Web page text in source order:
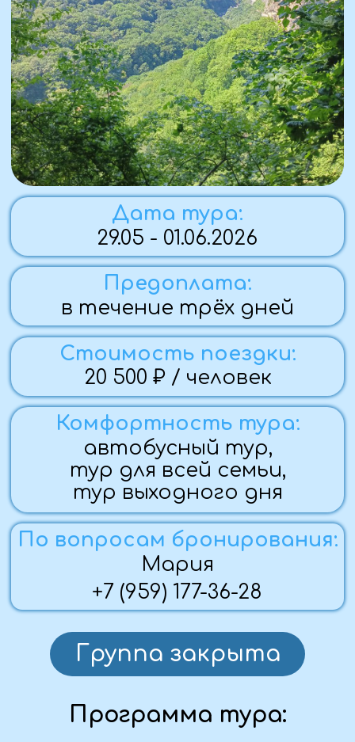
Группа закрыта
+7 (959) 177-36-28
Мария
автобусный тур,
тур для всей семьи,
тур выходного дня
20 500 ₽ / человек
в течение трёх дней
29.05 - 01.06.2026
Дата тура:
Предоплата:
Стоимость поездки:
Комфортность тура:
По вопросам бронирования:
Программа тура:
— Подъем на Канатной дороге на высоту 1 км над
уровнем моря, откуда открываются красивейшие
панорамы.
— Прогулка к водопадом реки Руфабго. В переводе с
адыгейского Руфабго означает «бешеный». Склоны
ущелья густо покрывает буковый лес, деревья и скалы
обвиты гирляндами колхидского плюща.
Вы увидите три красивейших водопада: Шум,
Каскадный, Сердце Руфабго.
— Посещение ДОМА МЕДА с дегустацией: чая, меда,
бассейна с термальной и пресной водой. Лучшее
завершения дня и лучший способ оздоровиться!
— Заселение в гостиницу.
2 ДЕНЬ (30.05.26)
— Вечерний выезд из Алчевска (Стаханов, Брянка-
бесплатный трансфер), Луганска, Краснодона,
1 ДЕНЬ (29.05.26)